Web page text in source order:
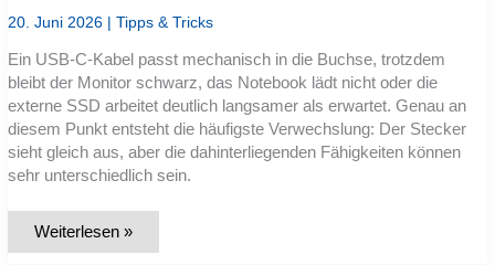
20. Juni 2026 |Tipps & Tricks
Ein USB-C-Kabel passt mechanisch in die Buchse, trotzdem
bleibt der Monitor schwarz, das Notebook lädt nicht oder die
externe SSD arbeitet deutlich langsamer als erwartet. Genau an
diesem Punkt entsteht die häufigste Verwechslung: Der Stecker
sieht gleich aus, aber die dahinterliegenden Fähigkeiten können
sehr unterschiedlich sein.
Was
Weiterlesen »